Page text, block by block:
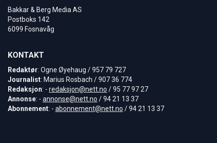
Bakkar & Berg Media AS
Postboks 142
6099 Fosnavåg
KONTAKT
Redaktør: Ogne Øyehaug / 957 79 727
Journalist: Marius Rosbach / 907 36 774
Redaksjon: - redaksjon@nett.no / 95 77 97 27
Annonse: - annonse@nett.no / 94 21 13 37
Abonnement: - abonnement@nett.no / 94 21 13 37